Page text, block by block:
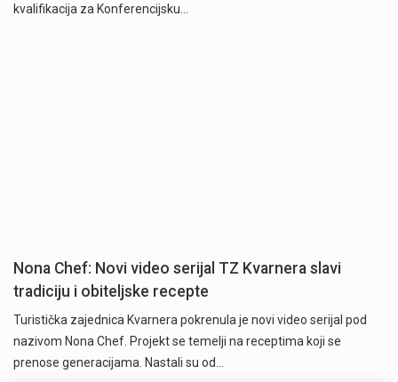
kvalifikacija za Konferencijsku…
Nona Chef: Novi video serijal TZ Kvarnera slavi
tradiciju i obiteljske recepte
Turistička zajednica Kvarnera pokrenula je novi video serijal pod
nazivom Nona Chef. Projekt se temelji na receptima koji se
prenose generacijama. Nastali su od…